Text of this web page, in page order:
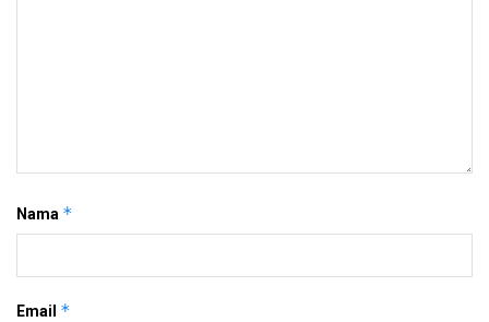
Nama *
Email *